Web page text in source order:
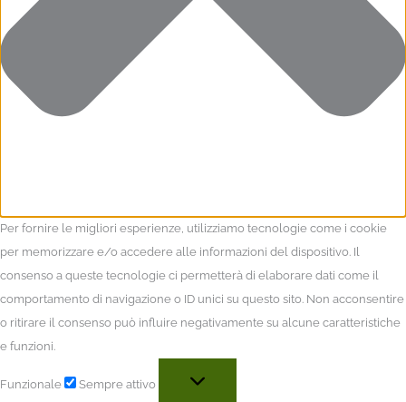
Per fornire le migliori esperienze, utilizziamo tecnologie come i cookie
per memorizzare e/o accedere alle informazioni del dispositivo. Il
consenso a queste tecnologie ci permetterà di elaborare dati come il
comportamento di navigazione o ID unici su questo sito. Non acconsentire
o ritirare il consenso può influire negativamente su alcune caratteristiche
e funzioni.
Funzionale Sempre attivo